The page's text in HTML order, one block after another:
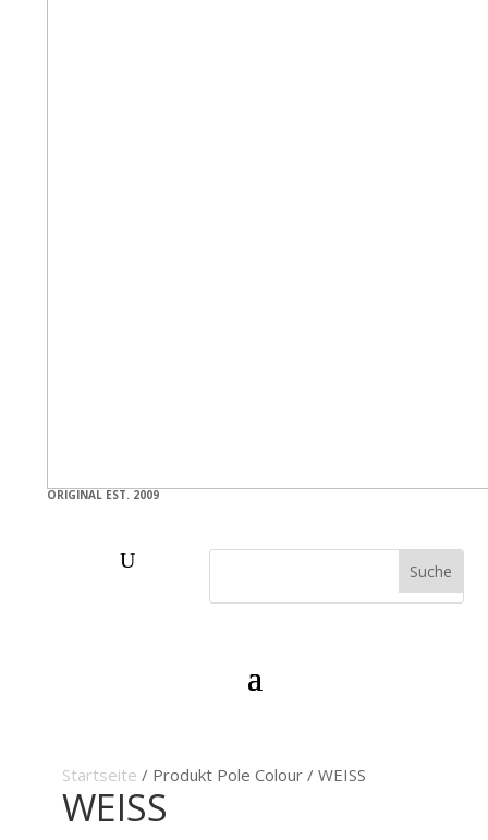
ORIGINAL EST. 2009
U
Startseite / Produkt Pole Colour / WEISS
WEISS